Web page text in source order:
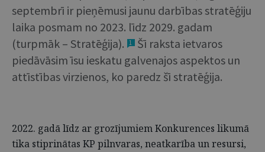
septembrī ir pieņēmusi jaunu darbības stratēģiju
laika posmam no 2023. līdz 2029. gadam
(turpmāk – Stratēģija).
1
Šī raksta ietvaros
piedāvāsim īsu ieskatu galvenajos aspektos un
attīstības virzienos, ko paredz šī stratēģija.
2022. gadā līdz ar grozījumiem Konkurences likumā
tika stiprinātas KP pilnvaras, neatkarība un resursi,